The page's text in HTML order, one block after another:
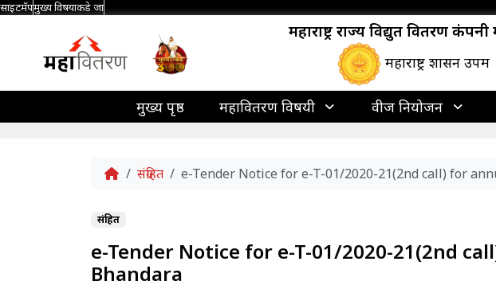
साइटमॅपमुख्य विषयाकडे जा
महाराष्ट्र राज्य विद्युत वितरण कंपनी
महाराष्ट्र शासन उपक्रम
मुख्य पृष्ठ महावितरण विषयी वीज नियोजन
Home
संग्रहित e-Tender Notice for e-T-01/2020-21(2nd call) for
संग्रहित
e-Tender Notice for e-T-01/2020-21(2nd
Bhandara